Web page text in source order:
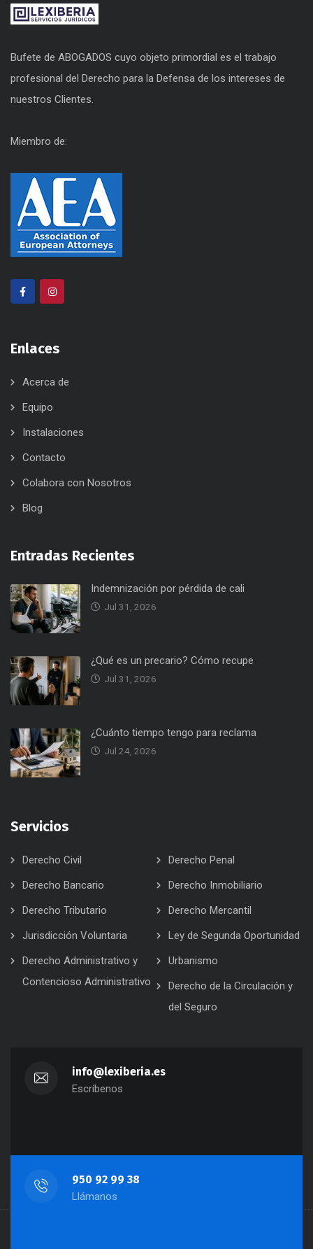
Bufete de ABOGADOS cuyo objeto primordial es el trabajo
profesional del Derecho para la Defensa de los intereses de
nuestros Clientes.
Miembro de:
Enlaces
Acerca de
Equipo
Instalaciones
Contacto
Colabora con Nosotros
Blog
Entradas Recientes
Indemnización por pérdida de cali
Jul 31, 2026
¿Qué es un precario? Cómo recupe
Jul 31, 2026
¿Cuánto tiempo tengo para reclama
Jul 24, 2026
Servicios
Derecho Civil
Derecho Penal
Derecho Bancario
Derecho Inmobiliario
Derecho Tributario
Derecho Mercantil
Jurisdicción Voluntaria
Ley de Segunda Oportunidad
Derecho Administrativo y
Contencioso Administrativo
Urbanismo
Derecho de la Circulación y
del Seguro
info@lexiberia.es
Escríbenos
950 92 99 38
Llámanos